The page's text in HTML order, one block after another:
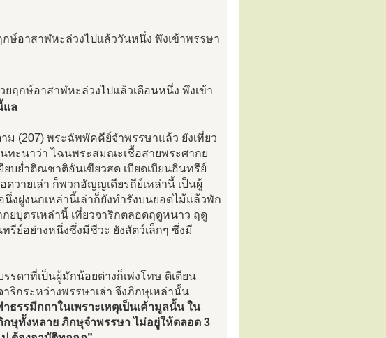
ษ์อาสาฬหะล่วงไปแล้ววันหนึ่ง พึงเข้าพรรษา
ยฤกษ์อาสาฬหะล่วงไปแล้วเดือนหนึ่ง พึงเข้า
แล
(207) พระฉัพพัคคีย์จำพรรษาแล้ว ยังเที่ยว
ทะนาว่า ไฉนพระสมณะเชื้อสายพระศากย
บย่ำติณชาติอันเขียวสด เบียดเบียนอินทรีย์
วายเล่า ก็พวกอัญญเดียรถีย์เหล่านี้ เป็นผู้
งฝูงนกเหล่านี้เล่าก็ยังทำรังบนยอดไม้แล้วพัก
ยบุตรเหล่านี้ เที่ยวจาริกตลอดฤดูหนาว ฤดู
รีย์อย่างหนึ่งซึ่งมีชีวะ ยังสัตว์เล็กๆ ซึ่งมี
ดาที่เป็นผู้มักน้อยต่างก็เพ่งโทษ ติเตียน
ริกระหว่างพรรษาเล่า จึงภิกษุเหล่านั้น
ธรรมีกถาในเพราะเหตุเป็นเค้ามูลนั้น ใน
กษุทั้งหลาย ภิกษุจำพรรษา ไม่อยู่ให้ตลอด 3